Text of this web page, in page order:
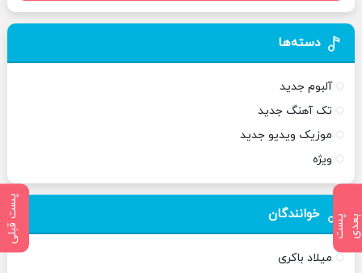
پ
س
ت
ب
ع
د ی پست قبلی
دسته‌ها
آلبوم جدید
تک آهنگ جدید
موزیک ویدیو جدید
ویژه
خوانندگان
میلاد باکری